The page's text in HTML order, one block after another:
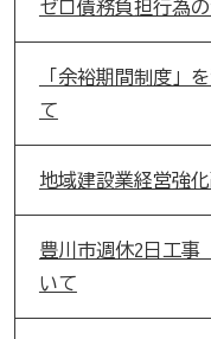
ゼロ債務負担行為
「余裕期間制度」
て
地域建設業経営強
豊川市週休2日工事
いて